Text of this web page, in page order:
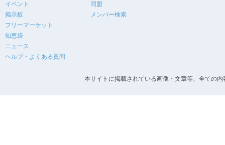
イベント
掲示板
フリーマーケット
知恵袋
ニュース
ヘルプ・よくある質問
同盟
メンバー検索
本サイトに掲載されている画像・文章等、全ての